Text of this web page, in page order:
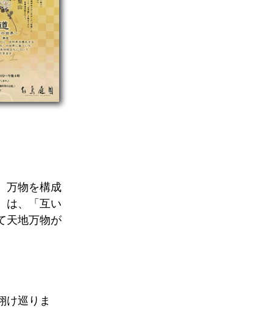
万物を構成
は、「互い
天地万物が
け巡りま